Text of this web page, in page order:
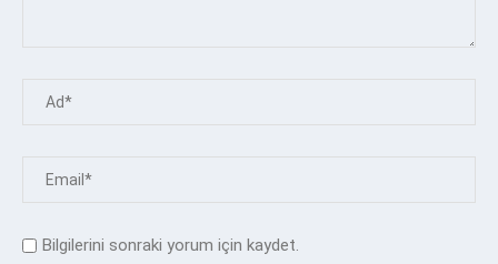
Bilgilerini sonraki yorum için kaydet.